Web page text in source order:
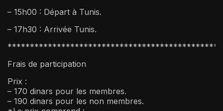
– 15h00 : Départ à Tunis.
– 17h30 : Arrivée Tunis.
Frais de participation
Prix :
– 170 dinars pour les membres.
– 190 dinars pour les non membres.